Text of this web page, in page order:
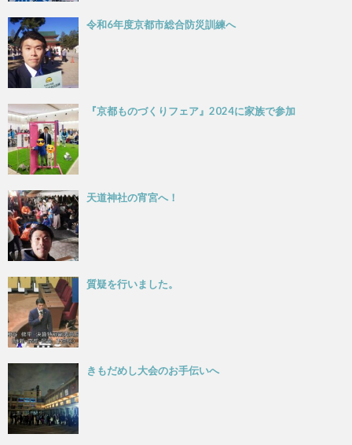
令和6年度京都市総合防災訓練へ
『京都ものづくりフェア』2024に家族で参加
天道神社の宵宮へ！
質疑を行いました。
きもだめし大会のお手伝いへ